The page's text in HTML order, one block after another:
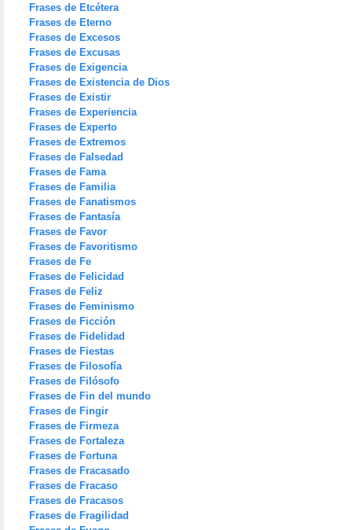
Frases de Etcétera
Frases de Eterno
Frases de Excesos
Frases de Excusas
Frases de Exigencia
Frases de Existencia de Dios
Frases de Existir
Frases de Experiencia
Frases de Experto
Frases de Extremos
Frases de Falsedad
Frases de Fama
Frases de Familia
Frases de Fanatismos
Frases de Fantasía
Frases de Favor
Frases de Favoritismo
Frases de Fe
Frases de Felicidad
Frases de Feliz
Frases de Feminismo
Frases de Ficción
Frases de Fidelidad
Frases de Fiestas
Frases de Filosofía
Frases de Filósofo
Frases de Fin del mundo
Frases de Fingir
Frases de Firmeza
Frases de Fortaleza
Frases de Fortuna
Frases de Fracasado
Frases de Fracaso
Frases de Fracasos
Frases de Fragilidad